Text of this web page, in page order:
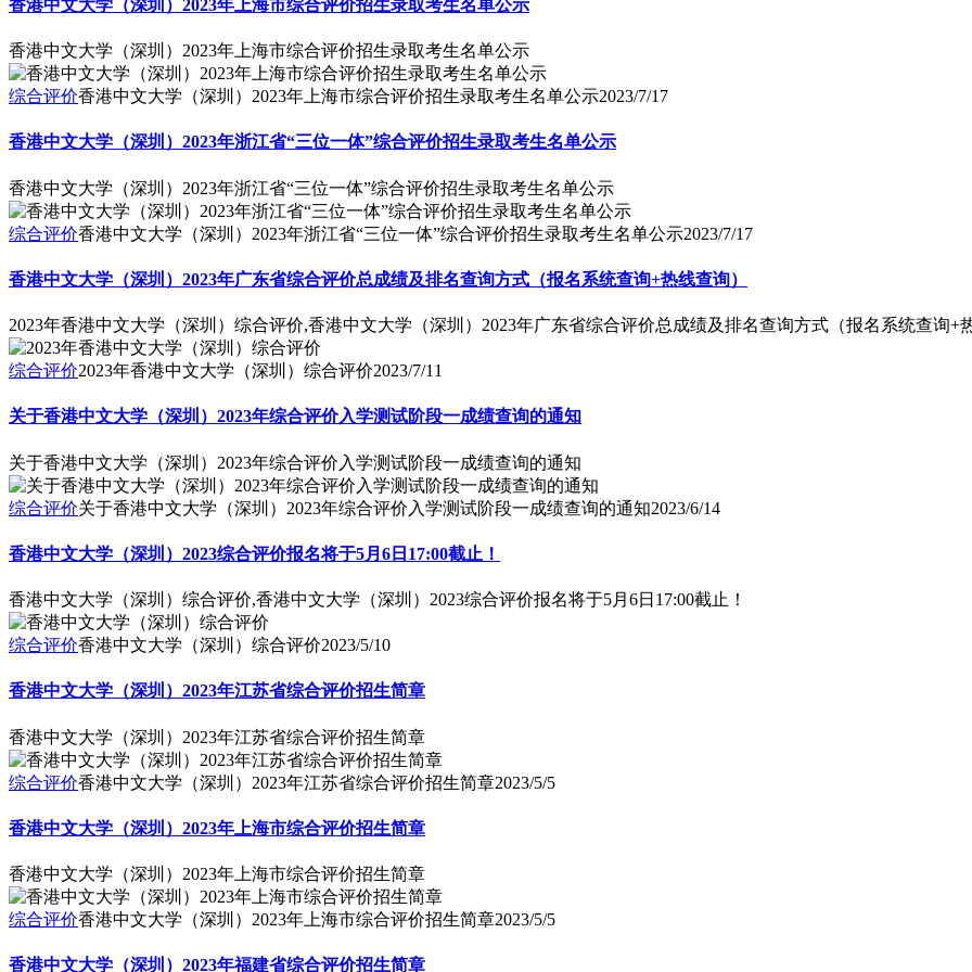
香港中文大学（深圳）2023年上海市综合评价招生录取考生名单公示
香港中文大学（深圳）2023年上海市综合评价招生录取考生名单公示
综合评价香港中文大学（深圳）2023年上海市综合评价招生录取考生名单公示2023/7/17
香港中文大学（深圳）2023年浙江省“三位一体”综合评价招生录取考生名单公示
香港中文大学（深圳）2023年浙江省“三位一体”综合评价招生录取考生名单公示
综合评价香港中文大学（深圳）2023年浙江省“三位一体”综合评价招生录取考生名单公示2023/7/17
香港中文大学（深圳）2023年广东省综合评价总成绩及排名查询方式（报名系统查询+热线查询）
2023年香港中文大学（深圳）综合评价,香港中文大学（深圳）2023年广东省综合评价总成绩及排名查询方式（报名系统查询+
综合评价2023年香港中文大学（深圳）综合评价2023/7/11
关于香港中文大学（深圳）2023年综合评价入学测试阶段一成绩查询的通知
关于香港中文大学（深圳）2023年综合评价入学测试阶段一成绩查询的通知
综合评价关于香港中文大学（深圳）2023年综合评价入学测试阶段一成绩查询的通知2023/6/14
香港中文大学（深圳）2023综合评价报名将于5月6日17:00截止！
香港中文大学（深圳）综合评价,香港中文大学（深圳）2023综合评价报名将于5月6日17:00截止！
综合评价香港中文大学（深圳）综合评价2023/5/10
香港中文大学（深圳）2023年江苏省综合评价招生简章
香港中文大学（深圳）2023年江苏省综合评价招生简章
综合评价香港中文大学（深圳）2023年江苏省综合评价招生简章2023/5/5
香港中文大学（深圳）2023年上海市综合评价招生简章
香港中文大学（深圳）2023年上海市综合评价招生简章
综合评价香港中文大学（深圳）2023年上海市综合评价招生简章2023/5/5
香港中文大学（深圳）2023年福建省综合评价招生简章